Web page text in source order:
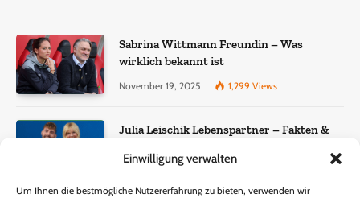
Einwilligung verwalten
Um Ihnen die bestmögliche Nutzererfahrung zu bieten, verwenden wir
Sabrina Wittmann Freundin – Was
wirklich bekannt ist
November 19, 2025 1,299 Views
Julia Leischik Lebenspartner – Fakten &